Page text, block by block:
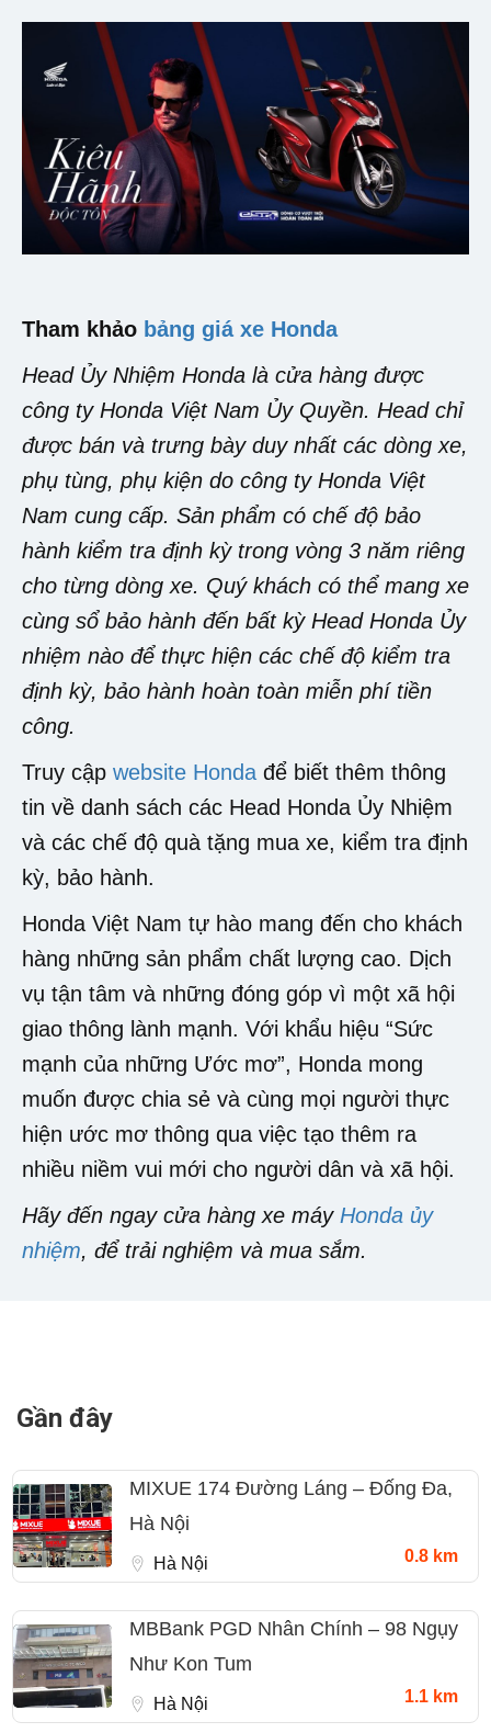
Tham khảo bảng giá xe Honda
Head Ủy Nhiệm Honda là cửa hàng được
công ty Honda Việt Nam Ủy Quyền. Head chỉ
được bán và trưng bày duy nhất các dòng xe,
phụ tùng, phụ kiện do công ty Honda Việt
Nam cung cấp. Sản phẩm có chế độ bảo
hành kiểm tra định kỳ trong vòng 3 năm riêng
cho từng dòng xe. Quý khách có thể mang xe
cùng sổ bảo hành đến bất kỳ Head Honda Ủy
nhiệm nào để thực hiện các chế độ kiểm tra
định kỳ, bảo hành hoàn toàn miễn phí tiền
công.
Truy cập website Honda để biết thêm thông
tin về danh sách các Head Honda Ủy Nhiệm
và các chế độ quà tặng mua xe, kiểm tra định
kỳ, bảo hành.
Honda Việt Nam tự hào mang đến cho khách
hàng những sản phẩm chất lượng cao. Dịch
vụ tận tâm và những đóng góp vì một xã hội
giao thông lành mạnh. Với khẩu hiệu “Sức
mạnh của những Ước mơ”, Honda mong
muốn được chia sẻ và cùng mọi người thực
hiện ước mơ thông qua việc tạo thêm ra
nhiều niềm vui mới cho người dân và xã hội.
Hãy đến ngay cửa hàng xe máyHonda ủy
nhiệm, để trải nghiệm và mua sắm.
Gần đây
MIXUE 174 Đường Láng – Đống Đa,
Hà Nội
Hà Nội 0.8 km
MBBank PGD Nhân Chính – 98 Ngụy
Như Kon Tum
Hà Nội 1.1 km